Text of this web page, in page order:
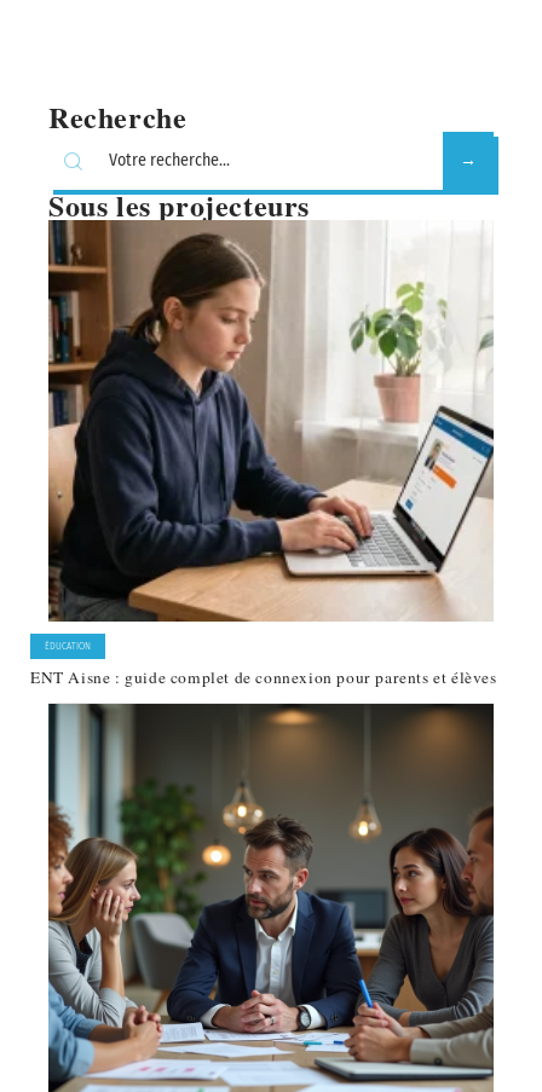
Recherche
Sous les projecteurs
ÉDUCATION
ENT Aisne : guide complet de connexion pour parents et élèves